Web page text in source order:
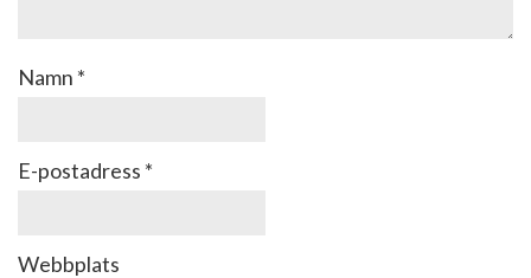
Namn *
E-postadress *
Webbplats